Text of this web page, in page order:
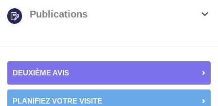
Publications
DEUXIÈME AVIS
PLANIFIEZ VOTRE VISITE